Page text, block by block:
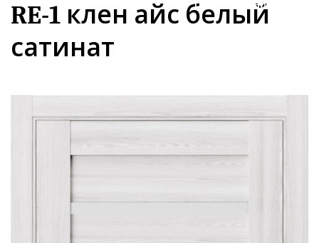
Промо товары
RE-1 клен айс белый
сатинат